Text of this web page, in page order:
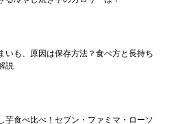
いも、原因は保存方法？食べ方と長持ち
説
芋食べ比べ！セブン・ファミマ・ローソ